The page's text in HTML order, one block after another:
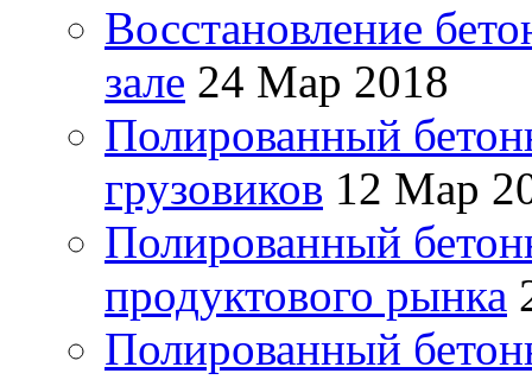
Восстановление
зале 24 Мар 2018
Полированный
грузовиков 12 Мар
Полированный
продуктового рынка
Полированный